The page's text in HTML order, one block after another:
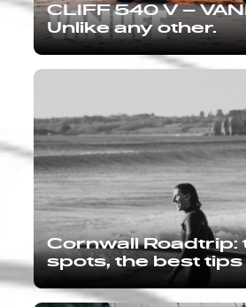
CLIFF 540 V –
Unlike any other.
Cornwall Roadtrip:
spots, the best tips